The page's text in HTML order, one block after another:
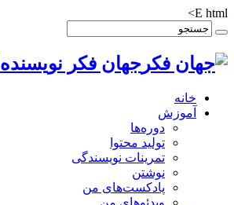
E html>
جهان فکر
خانه
آموزش
دوره‌ها
تولید محتوا
تمرینات نویسندگی
نوشتن
پادکست‌های من
ویدئوهای من